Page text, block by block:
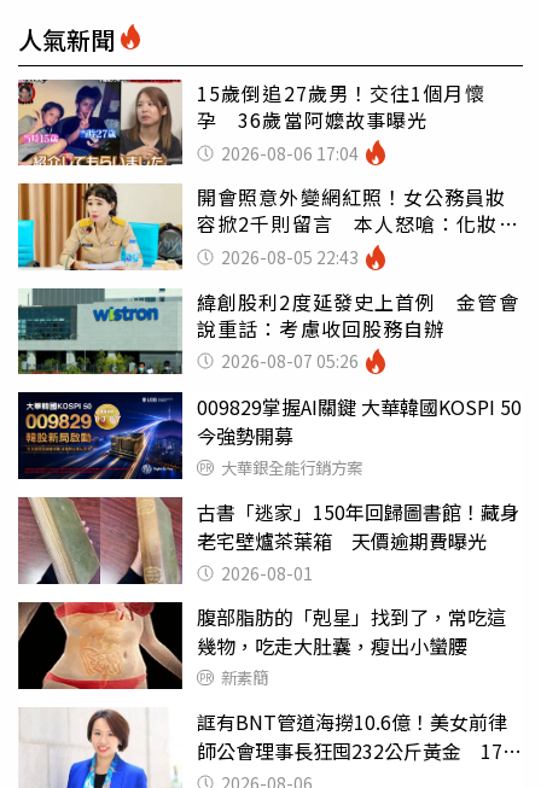
人氣新聞
15歲倒追27歲男！交往1個月懷
孕 36歲當阿嬤故事曝光
2026-08-06 17:04
開會照意外變網紅照！女公務員妝
容掀2千則留言 本人怒嗆：化妝有
錯嗎2026-08-05 22:43
緯創股利2度延發史上首例 金管會
說重話：考慮收回股務自辦
2026-08-07 05:26
009829掌握AI關鍵 大華韓國KOSPI 50
今強勢開募
大華銀全能行銷方案
古書「逃家」150年回歸圖書館！藏身
老宅壁爐茶葉箱 天價逾期費曝光
2026-08-01
腹部脂肪的「剋星」找到了，常吃這
幾物，吃走大肚囊，瘦出小蠻腰
新素簡
誆有BNT管道海撈10.6億！美女前律
師公會理事長狂囤232公斤黃金 17人
遭起訴
2026-08-06